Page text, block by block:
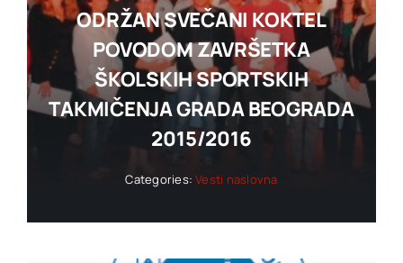
ODRŽAN SVEČANI KOKTEL
POVODOM ZAVRŠETKA
ŠKOLSKIH SPORTSKIH
TAKMIČENJA GRADA BEOGRADA
2015/2016
Categories:Vesti naslovna